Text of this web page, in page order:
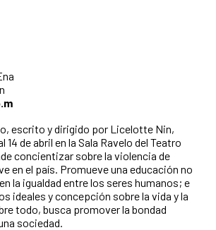
escrito y dirigido por Licelotte Nin,
14 de abril en la Sala Ravelo del Teatro
concientizar sobre la violencia de
en el país. Promueve una educación no
la igualdad entre los seres humanos; e
ideales y concepción sobre la vida y la
todo, busca promover la bondad
sociedad.